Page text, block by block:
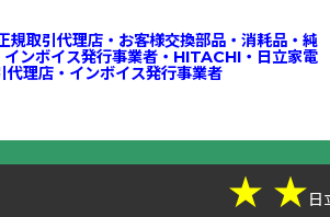
規取引代理店・お客様交換部品・消耗品・純
ンボイス発行事業者・HITACHI・日立家電
代理店・インボイス発行事業者
★ ★日